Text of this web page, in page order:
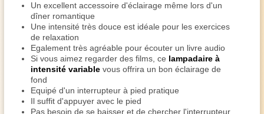
Un excellent accessoire d'éclairage même lors d'un
dîner romantique
Une intensité très douce est idéale pour les exercices
de relaxation
Egalement très agréable pour écouter un livre audio
Si vous aimez regarder des films, ce lampadaire à
intensité variable vous offrira un bon éclairage de
fond
Equipé d'un interrupteur à pied pratique
Il suffit d'appuyer avec le pied
Pas besoin de se baisser et de chercher l'interrupteur